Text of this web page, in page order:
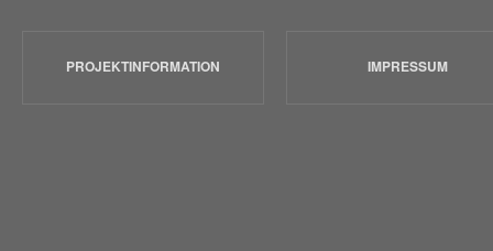
PROJEKTINFORMATION IMPRESSUM